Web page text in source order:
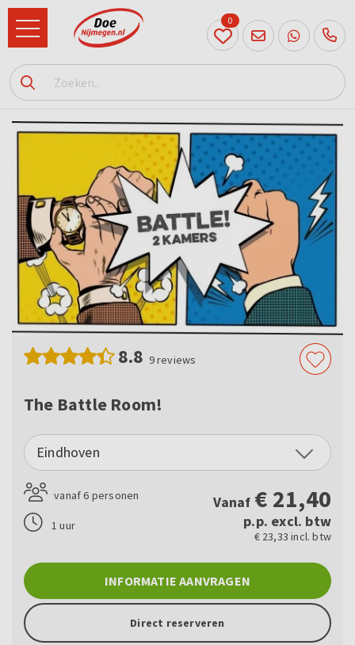
024
204
20 31
0
8.8 9reviews
The Battle Room!
Eindhoven
vanaf 6 personen
1 uur
Vanaf € 21,40
p.p. excl. btw
€ 23,33 incl. btw
INFORMATIE AANVRAGEN
Direct reserveren